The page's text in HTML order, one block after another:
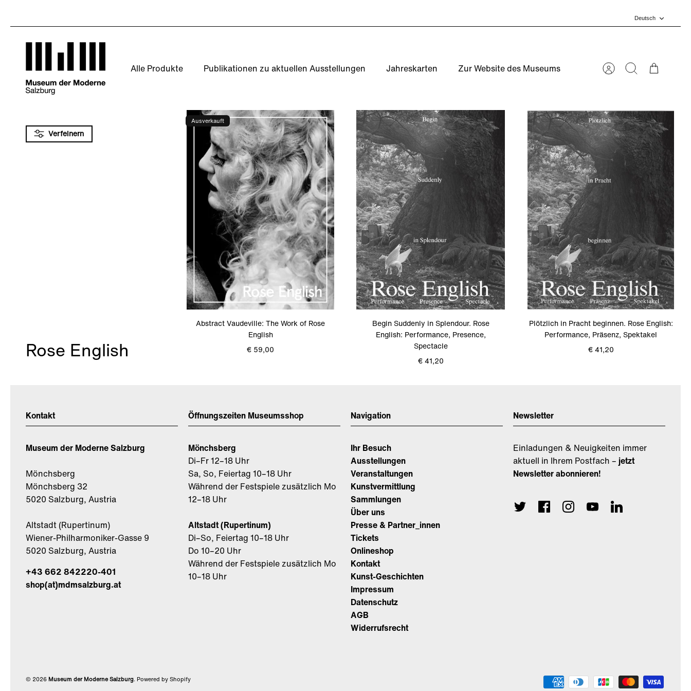
zum
Deutsch
Alle Produkte Publikationen zu aktuellen Ausstellungen Jahreskarten Zur Website des Museums AccountSuchen Warenkorb
Verfeinern
Rose English
Ausverkauft
Abstract Vaudeville: The Work of Rose
English
€ 59,00
Begin Suddenly in Splendour. Rose
English: Performance, Presence,
Spectacle
€ 41,20
Plötzlich in Pracht beginnen. Rose English:
Performance, Präsenz, Spektakel
€ 41,20
Kontakt
Museum der Moderne Salzburg
Mönchsberg
Mönchsberg 32
5020 Salzburg, Austria
Altstadt (Rupertinum)
Wiener-Philharmoniker-Gasse 9
5020 Salzburg, Austria
+43 662 842220-401
shop(at)mdmsalzburg.at
Öffnungszeiten Museumsshop
Mönchsberg
Di–Fr 12–18 Uhr
Sa, So, Feiertag 10–18 Uhr
Während der Festspiele zusätzlich Mo
12–18 Uhr
Altstadt (Rupertinum)
Di–So, Feiertag 10–18 Uhr
Do 10–20 Uhr
Während der Festspiele zusätzlich Mo
10–18 Uhr
Navigation
Ihr Besuch
Ausstellungen
Veranstaltungen
Kunstvermittlung
Sammlungen
Über uns
Presse & Partner_innen
Tickets
Onlineshop
Kontakt
Kunst-Geschichten
Impressum
Datenschutz
AGB
Widerrufsrecht
Newsletter
Einladungen & Neuigkeiten immer
aktuell in Ihrem Postfach – jetzt
Newsletter abonnieren!
© 2026 Museum der Moderne Salzburg. Powered by Shopify